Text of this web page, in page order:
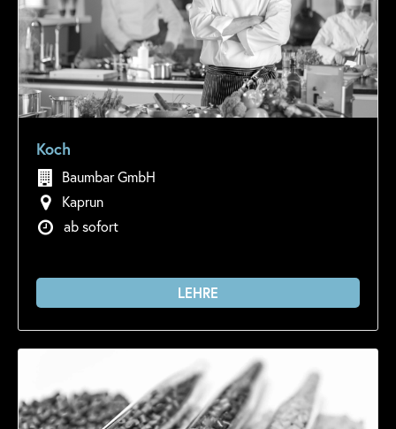
Koch
Baumbar GmbH
Kaprun
ab sofort
LEHRE